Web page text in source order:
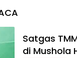
Satgas
di Mushola